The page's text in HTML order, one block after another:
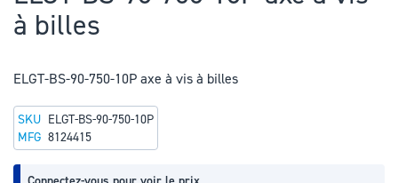
au
début
la
d’images
à billes
ELGT-BS-90-750-10P axe à vis à billes
SKU ELGT-BS-90-750-10P
MFG 8124415